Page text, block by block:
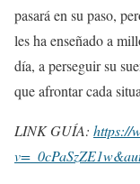
pasará en su paso,
les ha enseñado a
día, a perseguir su
que afrontar cada
LINK GUÍA: https://